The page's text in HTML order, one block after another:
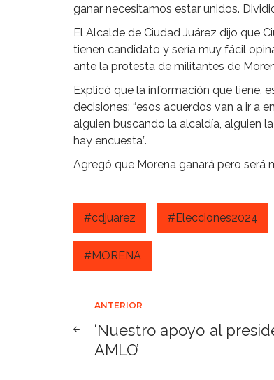
ganar necesitamos estar unidos.
El Alcalde de Ciudad Juárez dijo que
tienen candidato y sería muy fácil
ante la protesta de militantes de
Explicó que la información que tiene,
decisiones: “esos acuerdos van a ir a
alguien buscando la alcaldía, alguien
hay encuesta”.
Agregó que Morena ganará pero será
#cdjuarez #Elecciones2024
#MORENA
Navegación
de
ANTERIOR
‘Nuestro apoyo al
AMLO’